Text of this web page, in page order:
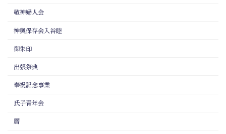
敬神婦人会
神輿保存会入谷睦
御朱印
出張祭典
奉祝記念事業
氏子青年会
暦